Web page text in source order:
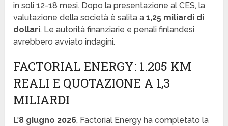
in soli 12-18 mesi. Dopo la presentazione al CES, la
valutazione della società è salita a1,25 miliardi di
dollari. Le autorità finanziarie e penali finlandesi
avrebbero avviato indagini.
FACTORIAL ENERGY: 1.205 KM
REALI E QUOTAZIONE A 1,3
MILIARDI
L'8 giugno 2026, Factorial Energy ha completato la